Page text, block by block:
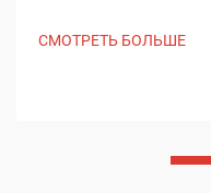
СМОТРЕТЬ БОЛЬШЕ